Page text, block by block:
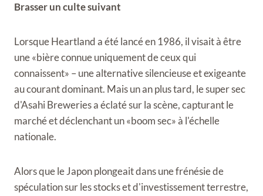
Brasser un culte suivant
Lorsque Heartland a été lancé en 1986, il visait à être
une «bière connue uniquement de ceux qui
connaissent» – une alternative silencieuse et exigeante
au courant dominant. Mais un an plus tard, le super sec
d'Asahi Breweries a éclaté sur la scène, capturant le
marché et déclenchant un «boom sec» à l'échelle
nationale.
Alors que le Japon plongeait dans une frénésie de
spéculation sur les stocks et d'investissement terrestre,